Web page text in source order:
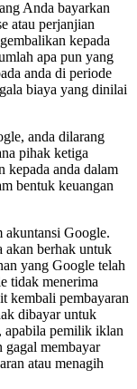
Anda bayarkan
atau perjanjian
kepada
apa pun yang
anda di periode
biaya yang dinilai
anda dilarang
pihak ketiga
kepada anda dalam
bentuk keuangan
akuntansi Google.
akan berhak untuk
yang Google telah
tidak menerima
kembali pembayaran
dibayar untuk
apabila pemilik iklan
membayar
atau menagih